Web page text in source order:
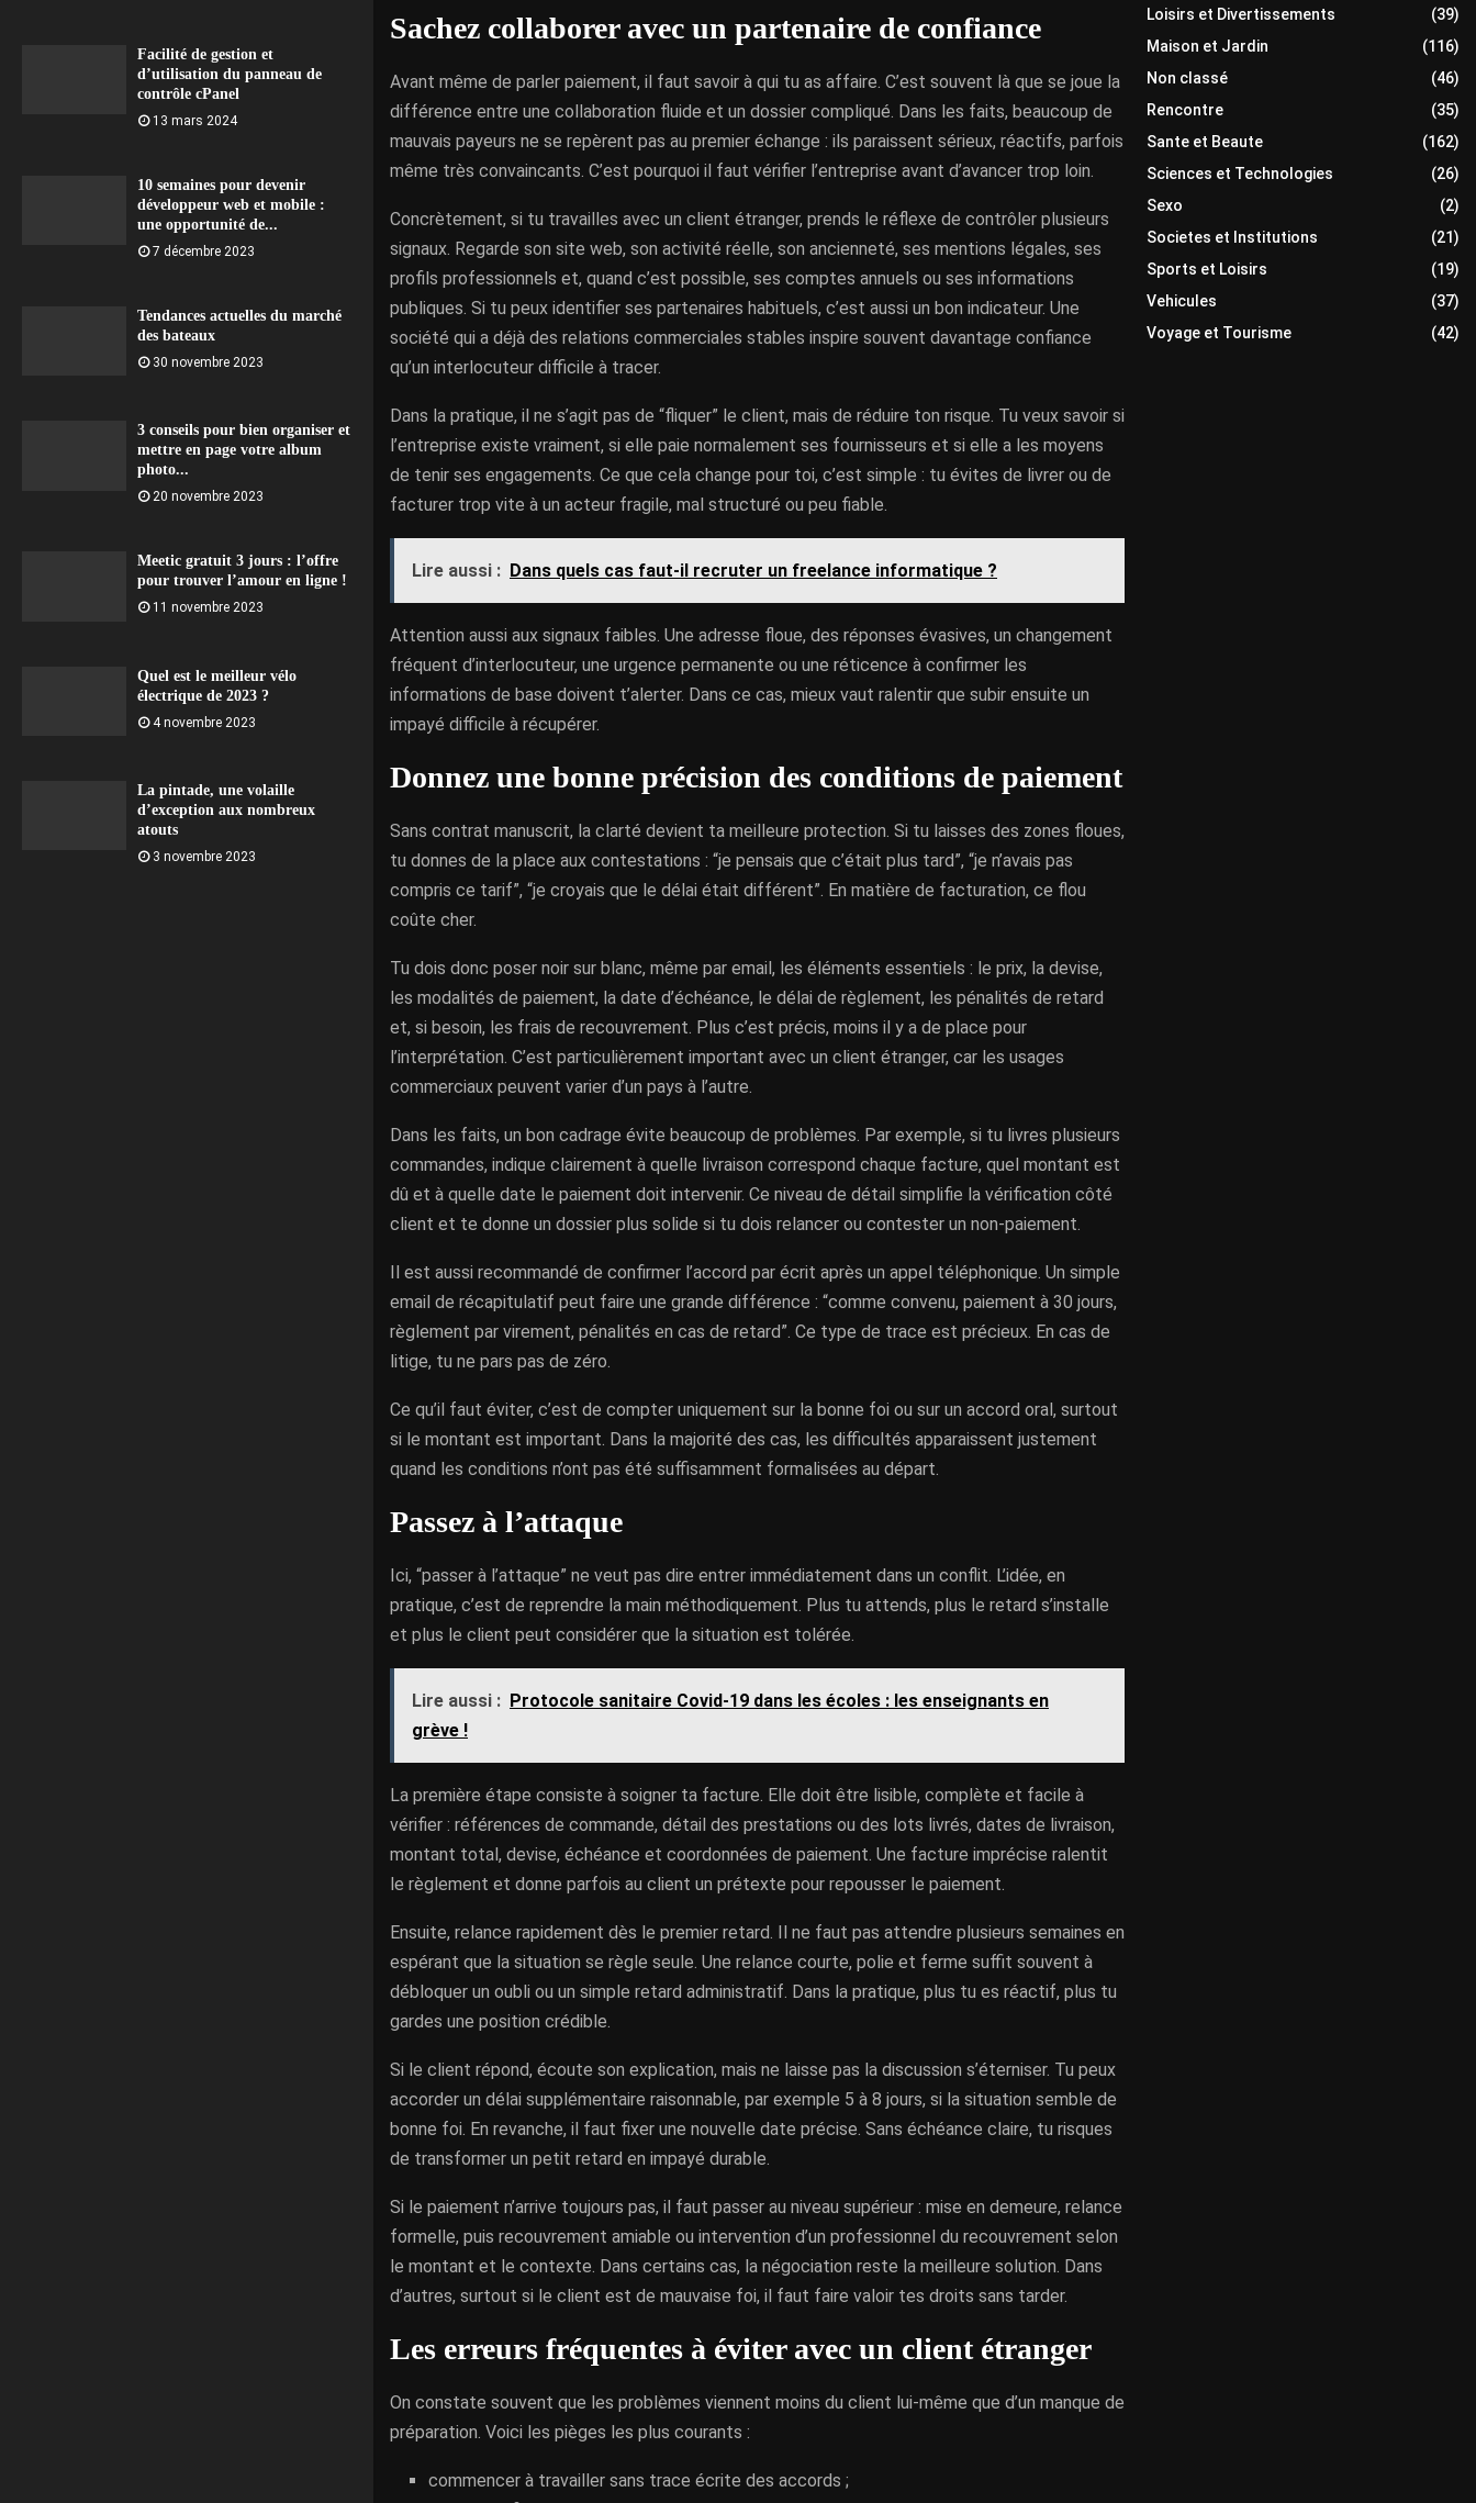
Facilité de gestion et
d’utilisation du panneau de
contrôle cPanel
13 mars 2024
10 semaines pour devenir
développeur web et mobile :
une opportunité de...
7 décembre 2023
Tendances actuelles du marché
des bateaux
30 novembre 2023
3 conseils pour bien organiser et
mettre en page votre album
photo...
20 novembre 2023
Meetic gratuit 3 jours : l’offre
pour trouver l’amour en ligne !
11 novembre 2023
Quel est le meilleur vélo
électrique de 2023 ?
4 novembre 2023
La pintade, une volaille
d’exception aux nombreux
atouts
3 novembre 2023
Sachez collaborer avec un partenaire de confiance
Avant même de parler paiement, il faut savoir à qui tu as affaire. C’est souvent là que se joue la
différence entre une collaboration fluide et un dossier compliqué. Dans les faits, beaucoup de
mauvais payeurs ne se repèrent pas au premier échange : ils paraissent sérieux, réactifs, parfois
même très convaincants. C’est pourquoi il faut vérifier l’entreprise avant d’avancer trop loin.
Concrètement, si tu travailles avec un client étranger, prends le réflexe de contrôler plusieurs
signaux. Regarde son site web, son activité réelle, son ancienneté, ses mentions légales, ses
profils professionnels et, quand c’est possible, ses comptes annuels ou ses informations
publiques. Si tu peux identifier ses partenaires habituels, c’est aussi un bon indicateur. Une
société qui a déjà des relations commerciales stables inspire souvent davantage confiance
qu’un interlocuteur difficile à tracer.
Dans la pratique, il ne s’agit pas de “fliquer” le client, mais de réduire ton risque. Tu veux savoir si
l’entreprise existe vraiment, si elle paie normalement ses fournisseurs et si elle a les moyens
de tenir ses engagements. Ce que cela change pour toi, c’est simple : tu évites de livrer ou de
facturer trop vite à un acteur fragile, mal structuré ou peu fiable.
Lire aussi : Dans quels cas faut-il recruter un freelance informatique ?
Attention aussi aux signaux faibles. Une adresse floue, des réponses évasives, un changement
fréquent d’interlocuteur, une urgence permanente ou une réticence à confirmer les
informations de base doivent t’alerter. Dans ce cas, mieux vaut ralentir que subir ensuite un
impayé difficile à récupérer.
Donnez une bonne précision des conditions de paiement
Sans contrat manuscrit, la clarté devient ta meilleure protection. Si tu laisses des zones floues,
tu donnes de la place aux contestations : “je pensais que c’était plus tard”, “je n’avais pas
compris ce tarif”, “je croyais que le délai était différent”. En matière de facturation, ce flou
coûte cher.
Tu dois donc poser noir sur blanc, même par email, les éléments essentiels : le prix, la devise,
les modalités de paiement, la date d’échéance, le délai de règlement, les pénalités de retard
et, si besoin, les frais de recouvrement. Plus c’est précis, moins il y a de place pour
l’interprétation. C’est particulièrement important avec un client étranger, car les usages
commerciaux peuvent varier d’un pays à l’autre.
Dans les faits, un bon cadrage évite beaucoup de problèmes. Par exemple, si tu livres plusieurs
commandes, indique clairement à quelle livraison correspond chaque facture, quel montant est
dû et à quelle date le paiement doit intervenir. Ce niveau de détail simplifie la vérification côté
client et te donne un dossier plus solide si tu dois relancer ou contester un non-paiement.
Il est aussi recommandé de confirmer l’accord par écrit après un appel téléphonique. Un simple
email de récapitulatif peut faire une grande différence : “comme convenu, paiement à 30 jours,
règlement par virement, pénalités en cas de retard”. Ce type de trace est précieux. En cas de
litige, tu ne pars pas de zéro.
Ce qu’il faut éviter, c’est de compter uniquement sur la bonne foi ou sur un accord oral, surtout
si le montant est important. Dans la majorité des cas, les difficultés apparaissent justement
quand les conditions n’ont pas été suffisamment formalisées au départ.
Passez à l’attaque
Ici, “passer à l’attaque” ne veut pas dire entrer immédiatement dans un conflit. L’idée, en
pratique, c’est de reprendre la main méthodiquement. Plus tu attends, plus le retard s’installe
et plus le client peut considérer que la situation est tolérée.
Lire aussi : Protocole sanitaire Covid-19 dans les écoles : les enseignants en
grève !
La première étape consiste à soigner ta facture. Elle doit être lisible, complète et facile à
vérifier : références de commande, détail des prestations ou des lots livrés, dates de livraison,
montant total, devise, échéance et coordonnées de paiement. Une facture imprécise ralentit
le règlement et donne parfois au client un prétexte pour repousser le paiement.
Ensuite, relance rapidement dès le premier retard. Il ne faut pas attendre plusieurs semaines en
espérant que la situation se règle seule. Une relance courte, polie et ferme suffit souvent à
débloquer un oubli ou un simple retard administratif. Dans la pratique, plus tu es réactif, plus tu
gardes une position crédible.
Si le client répond, écoute son explication, mais ne laisse pas la discussion s’éterniser. Tu peux
accorder un délai supplémentaire raisonnable, par exemple 5 à 8 jours, si la situation semble de
bonne foi. En revanche, il faut fixer une nouvelle date précise. Sans échéance claire, tu risques
de transformer un petit retard en impayé durable.
Si le paiement n’arrive toujours pas, il faut passer au niveau supérieur : mise en demeure, relance
formelle, puis recouvrement amiable ou intervention d’un professionnel du recouvrement selon
le montant et le contexte. Dans certains cas, la négociation reste la meilleure solution. Dans
d’autres, surtout si le client est de mauvaise foi, il faut faire valoir tes droits sans tarder.
Les erreurs fréquentes à éviter avec un client étranger
On constate souvent que les problèmes viennent moins du client lui-même que d’un manque de
préparation. Voici les pièges les plus courants :
commencer à travailler sans trace écrite des accords ;
Loisirs et Divertissements
(39)
Maison et Jardin
(116)
Non classé
(46)
Rencontre
(35)
Sante et Beaute
(162)
Sciences et Technologies
(26)
Sexo
(2)
Societes et Institutions
(21)
Sports et Loisirs
(19)
Vehicules
(37)
Voyage et Tourisme
(42)